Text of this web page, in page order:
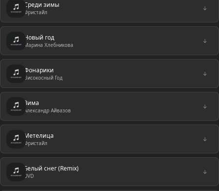
Среди зимы
Фристайл
↓
Новый год
Марина Хлебникова
↓
Фонарики
Високосный Год
↓
Зима
Александр Айвазов
↓
Метелица
Фристайл
↓
Белый снег (Remix)
DVD
↓